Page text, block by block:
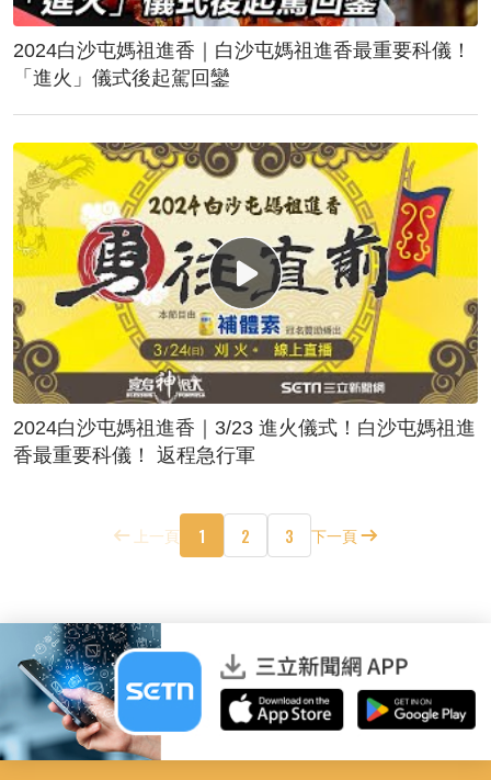
2024白沙屯媽祖進香｜白沙屯媽祖進香最重要科儀！
「進火」儀式後起駕回鑾
2024白沙屯媽祖進香｜3/23 進火儀式！白沙屯媽祖進
香最重要科儀！ 返程急行軍
上一頁 1 2 3 下一頁